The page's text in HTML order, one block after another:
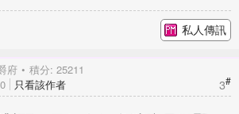
私人傳訊
府 積分: 25211
3#
只看該作者